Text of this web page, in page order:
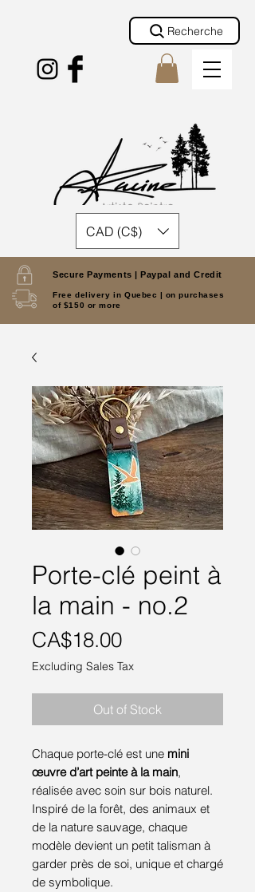
Secure Payments | Paypal and Credit
Free delivery in Quebec | on purchases
of $150 or more
Recherche
CAD (C$)
Porte-clé peint à
la main - no.2
CA$18.00Price
Excluding Sales Tax
Out of Stock
Chaque porte-clé est une mini
œuvre d’art peinte à la main,
réalisée avec soin sur bois naturel.
Inspiré de la forêt, des animaux et
de la nature sauvage, chaque
modèle devient un petit talisman à
garder près de soi, unique et chargé
de symbolique.